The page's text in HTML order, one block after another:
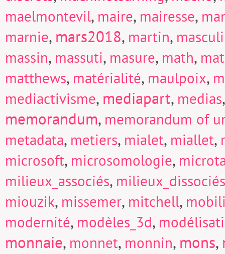
maelmontevil, maire, mairesse,
marnie, mars2018, martin,
massin, massuti, masure, math,
matthews, matérialité, maulpoix,
mediactivisme, mediapart, medias
memorandum, memorandum of
metadata, metiers, mialet, miallet,
microsoft, microsomologie,
milieux_associés, milieux_dissociés
miouzik, missemer, mitchell,
modernité, modèles_3d,
monnaie, monnet, monnin, mons,